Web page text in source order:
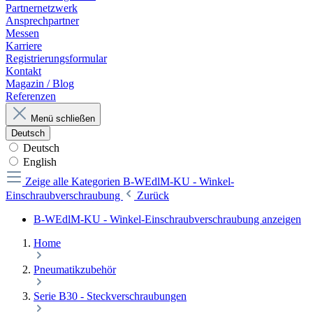
Partnernetzwerk
Ansprechpartner
Messen
Karriere
Registrierungsformular
Kontakt
Magazin / Blog
Referenzen
Menü schließen
Deutsch
Deutsch
English
Zeige alle Kategorien B-WEdlM-KU - Winkel-
Einschraubverschraubung
Zurück
B-WEdlM-KU - Winkel-Einschraubverschraubung anzeigen
Home
Pneumatikzubehör
Serie B30 - Steckverschraubungen